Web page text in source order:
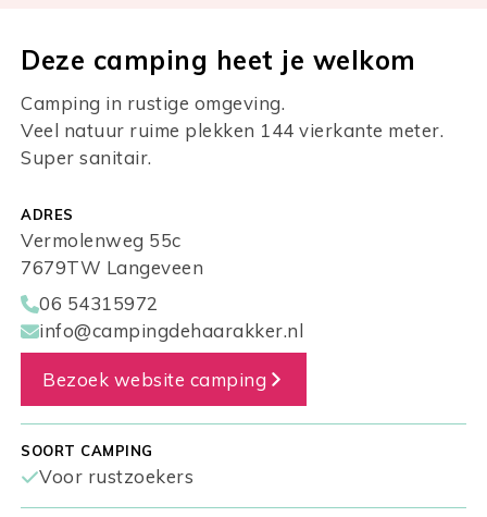
Deze camping heet je welkom
Camping in rustige omgeving.
Veel natuur ruime plekken 144 vierkante meter.
Super sanitair.
ADRES
Vermolenweg 55c
7679TW Langeveen
06 54315972
info@campingdehaarakker.nl
Bezoek website camping
SOORT CAMPING
Voor rustzoekers